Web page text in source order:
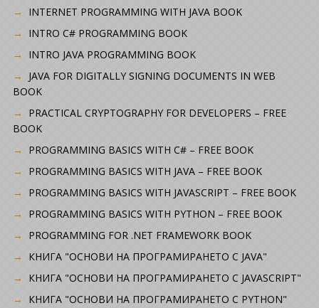
INTERNET PROGRAMMING WITH JAVA BOOK
INTRO C# PROGRAMMING BOOK
INTRO JAVA PROGRAMMING BOOK
JAVA FOR DIGITALLY SIGNING DOCUMENTS IN WEB
BOOK
PRACTICAL CRYPTOGRAPHY FOR DEVELOPERS – FREE
BOOK
PROGRAMMING BASICS WITH C# – FREE BOOK
PROGRAMMING BASICS WITH JAVA – FREE BOOK
PROGRAMMING BASICS WITH JAVASCRIPT – FREE BOOK
PROGRAMMING BASICS WITH PYTHON – FREE BOOK
PROGRAMMING FOR .NET FRAMEWORK BOOK
КНИГА "ОСНОВИ НА ПРОГРАМИРАНЕТО С JAVA"
КНИГА "ОСНОВИ НА ПРОГРАМИРАНЕТО С JAVASCRIPT"
КНИГА "ОСНОВИ НА ПРОГРАМИРАНЕТО С PYTHON"